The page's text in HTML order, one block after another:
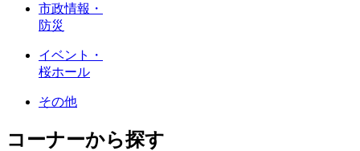
市政情報・
防災
イベント・
桜ホール
その他
コーナーから探す